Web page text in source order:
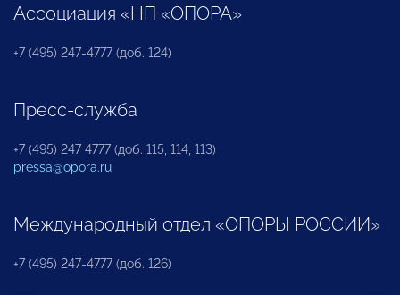
Ассоциация «НП «ОПОРА»
+7 (495) 247-4777 (доб. 124)
Пресс-служба
+7 (495) 247 4777 (доб. 115, 114, 113)
pressa@opora.ru
Международный отдел «ОПОРЫ РОССИИ»
+7 (495) 247-4777 (доб. 126)